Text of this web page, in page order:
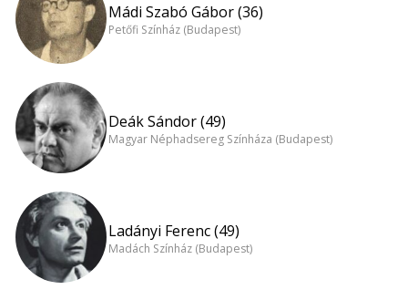
Mádi Szabó Gábor (36)
Petőfi Színház (Budapest)
Deák Sándor (49)
Magyar Néphadsereg Színháza (Budapest)
Ladányi Ferenc (49)
Madách Színház (Budapest)